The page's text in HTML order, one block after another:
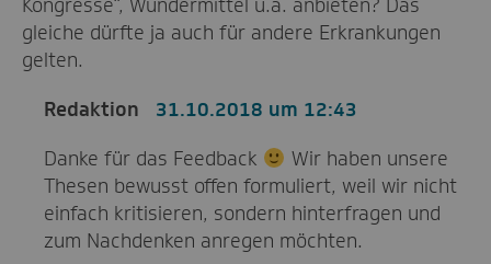
Kongresse“, Wundermittel u.ä. anbieten? Das
gleiche dürfte ja auch für andere Erkrankungen
gelten.
Redaktion
31.10.2018 um 12:43
Danke für das Feedback
Wir haben unsere
Thesen bewusst offen formuliert, weil wir nicht
einfach kritisieren, sondern hinterfragen und
zum Nachdenken anregen möchten.